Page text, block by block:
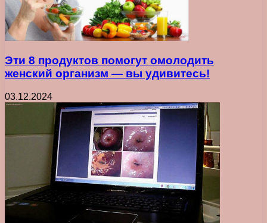
Эти 8 продуктов помогут омолодить
женский организм — вы удивитесь!
03.12.2024